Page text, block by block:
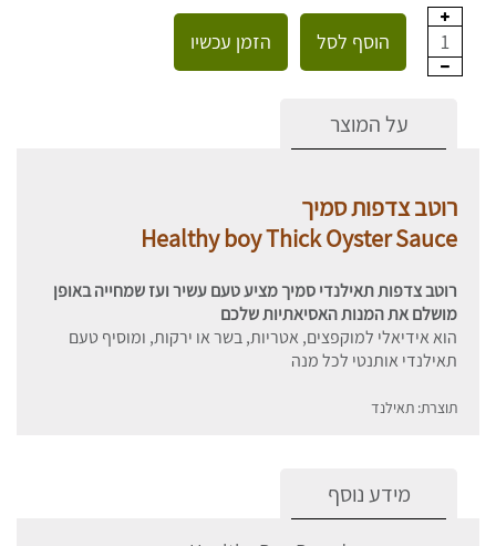
1 הוסף לסל הזמן עכשיו
על המוצר
רוטב צדפות סמיך
Healthy boy Thick Oyster Sauce
רוטב צדפות תאילנדי סמיך מציע טעם עשיר ועז שמחייה באופן
מושלם את המנות האסיאתיות שלכם
הוא אידיאלי למוקפצים, אטריות, בשר או ירקות, ומוסיף טעם
תאילנדי אותנטי לכל מנה
תוצרת: תאילנד
מידע נוסף